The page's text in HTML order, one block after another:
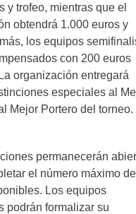
y trofeo, mientras que el
obtendrá 1.000 euros y
los equipos
con 200 euros
organización entregará
especiales al
Mejor Portero del torneo.
permanecerán
el número máximo de
Los equipos
podrán formalizar su